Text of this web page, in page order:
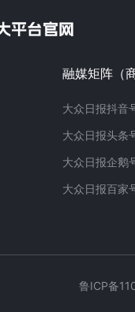
融媒矩阵（
大众日报抖音
大众日报头条
大众日报企鹅
大众日报百家
鲁ICP备